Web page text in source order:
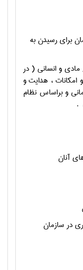
برای رسيدن به
مادی و انسانی ( در
امکانات ، هدايت و
و براساس نظام
.
آنان
در سازمان